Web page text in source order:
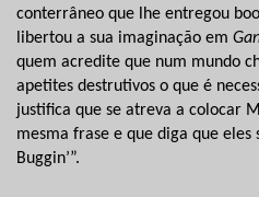
conterrâneo que lhe entregou
libertou a sua imaginação em
quem acredite que num mundo
apetites destrutivos o que é
justifica que se atreva a colocar
mesma frase e que diga que eles
Buggin’”.